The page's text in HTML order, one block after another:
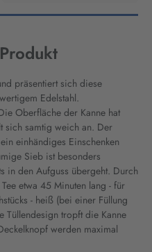
präsentiert sich diese
Edelstahl.
Oberfläche der Kanne hat
sich samtig weich an. Der
einhändiges Einschenken
Sieb ist besonders
in den Aufguss übergeht. Durch
etwa 45 Minuten lang - für
- heiß (bei einer Füllung
Tüllendesign tropft die Kanne
werden maximal